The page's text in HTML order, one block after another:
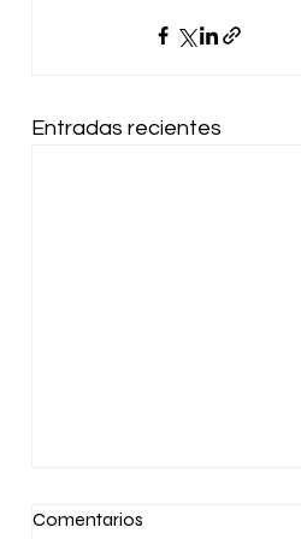
Entradas recientes
Comentarios